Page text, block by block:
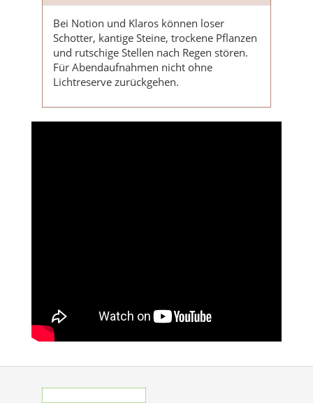
Bei Notion und Klaros können loser
Schotter, kantige Steine, trockene Pflanzen
und rutschige Stellen nach Regen stören.
Für Abendaufnahmen nicht ohne
Lichtreserve zurückgehen.